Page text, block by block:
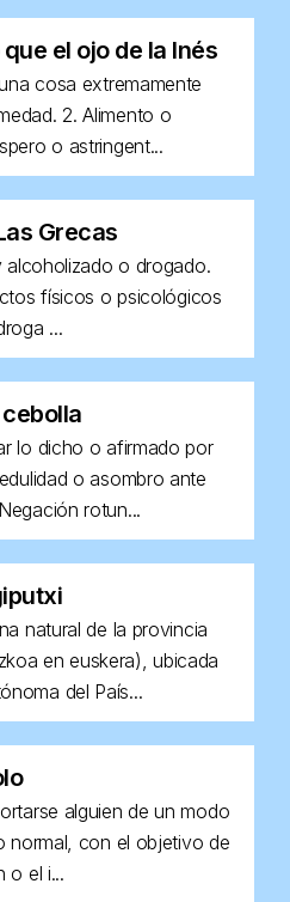
el ojo de la Inés
cosa extremamente
2. Alimento o
o astringent...
Grecas
alcoholizado o drogado.
físicos o psicológicos
...
lo dicho o afirmado por
o asombro ante
rotun...
natural de la provincia
en euskera), ubicada
del País...
alguien de un modo
normal, con el objetivo de
o el i...